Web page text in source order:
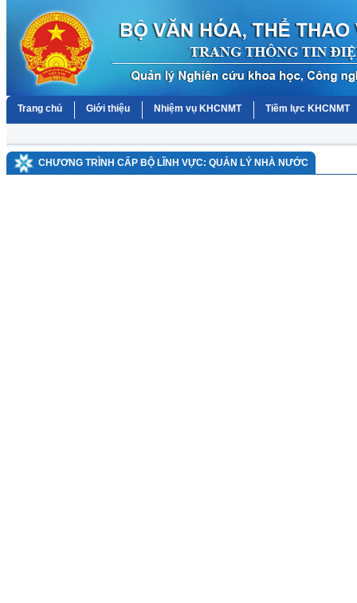
Trang chủ Giới thiệu Nhiệm vụ KHCNMT Tiềm lực KHCNMT
CHƯƠNG TRÌNH CẤP BỘ LĨNH VỰC: QUẢN LÝ NHÀ NƯỚC